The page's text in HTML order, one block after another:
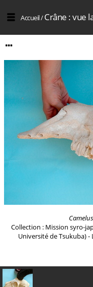
Accueil/Crâne : vue
Collection : Mission syro-
Université de Tsukuba) -